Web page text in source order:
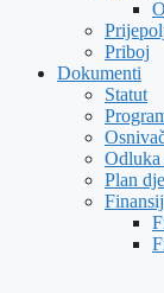
Priboj
Dokumenti
Statut
Odluka
Plan